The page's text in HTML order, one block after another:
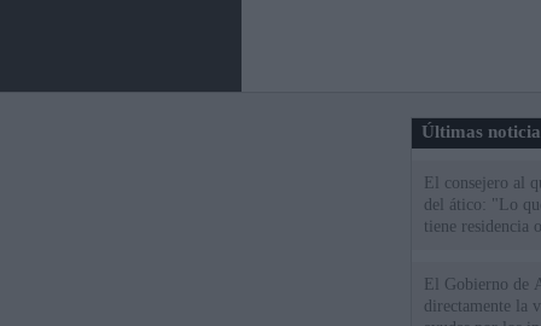
Últimas
El consejero al
del ático: "Lo
tiene residencia
El Gobierno de
directamente la